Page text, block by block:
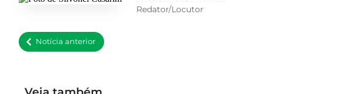
Redator/Locutor
Notícia anterior